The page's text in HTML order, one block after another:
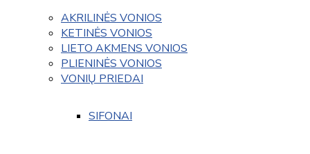
AKRILINĖS VONIOS
KETINĖS VONIOS
LIETO AKMENS VONIOS
PLIENINĖS VONIOS
VONIŲ PRIEDAI
SIFONAI